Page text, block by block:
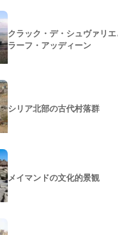
クラック・デ・シュヴァリ
ラーフ・アッディーン
シリア北部の古代村落群
メイマンドの文化的景観